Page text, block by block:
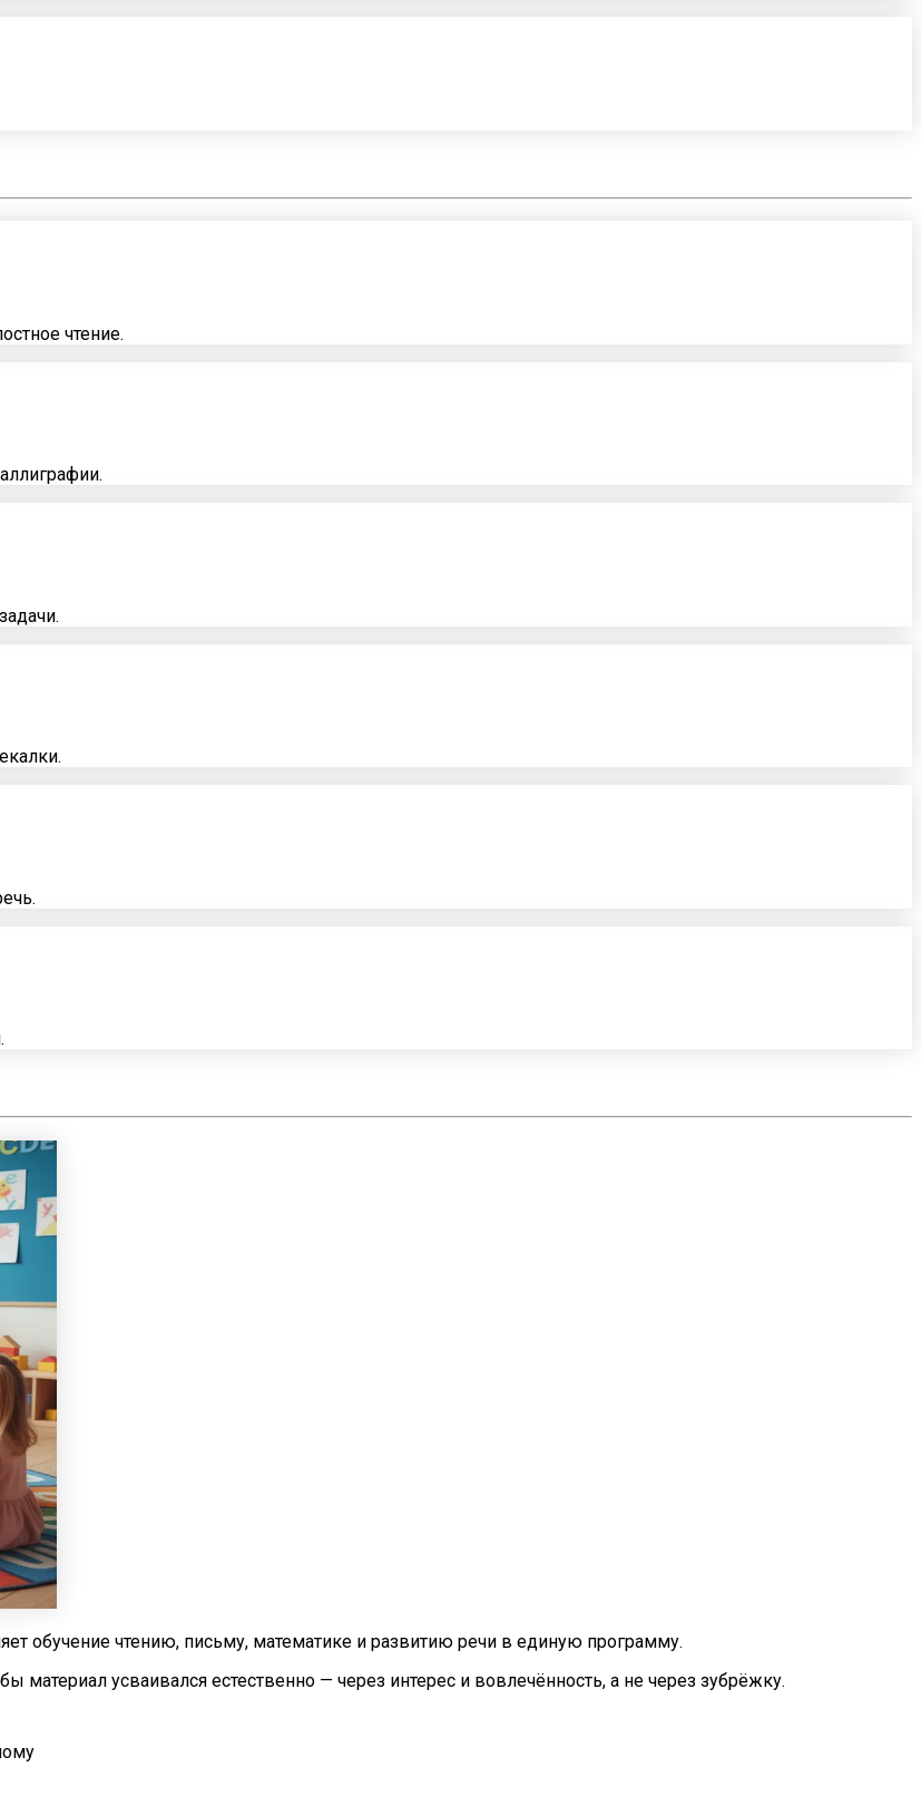
чтение.
обучение чтению, письму, математике и развитию речи в единую программу.
материал усваивался естественно — через интерес и вовлечённость, а не через зубрёжку.